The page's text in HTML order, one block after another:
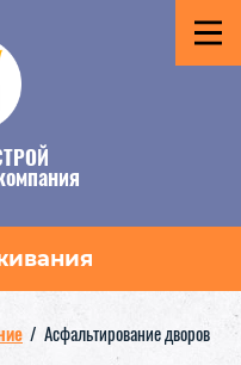
/ Асфальтирование дворов